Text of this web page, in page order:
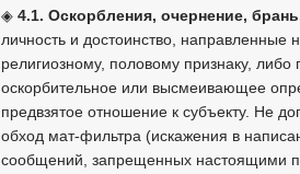
◈ 4.1. Оскорбления, очернение,
личность и достоинство,
религиозному, половому признаку,
оскорбительное или высмеивающее
предвзятое отношение к субъекту. Не
обход мат-фильтра (искажения в
сообщений, запрещенных настоящими